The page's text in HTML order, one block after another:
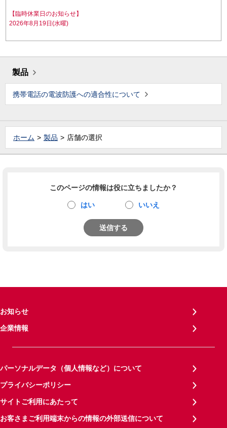
【臨時休業日のお知らせ】
2026年8月19日(水曜)
製品
携帯電話の電波防護への適合性について
ホーム 製品 店舗の選択
このページの情報は役に立ちましたか？
はい いいえ
送信する
お知らせ
企業情報
パーソナルデータ（個人情報など）について
プライバシーポリシー
サイトご利用にあたって
お客さまご利用端末からの情報の外部送信について